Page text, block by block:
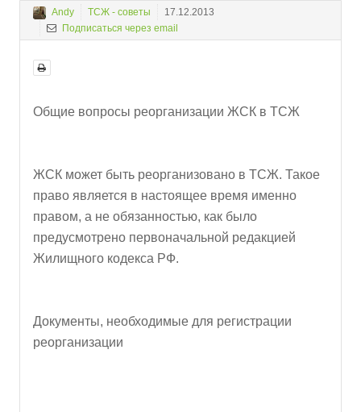
Andy ТСЖ - советы
17.12.2013
Подписаться через email
Общие вопросы реорганизации ЖСК в ТСЖ
ЖСК может быть реорганизовано в ТСЖ. Такое
право является в настоящее время именно
правом, а не обязанностью, как было
предусмотрено первоначальной редакцией
Жилищного кодекса РФ.
Документы, необходимые для регистрации
реорганизации